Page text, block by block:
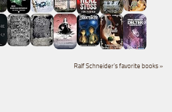
Ralf Schneider's favorite books »